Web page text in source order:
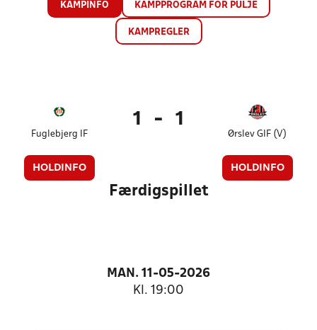
KAMPINFO KAMPPROGRAM FOR PULJE
KAMPREGLER
Fuglebjerg IF
HOLDINFO
1 - 1
Ørslev GIF (V)
HOLDINFO
Færdigspillet
MAN. 11-05-2026
Kl. 19:00